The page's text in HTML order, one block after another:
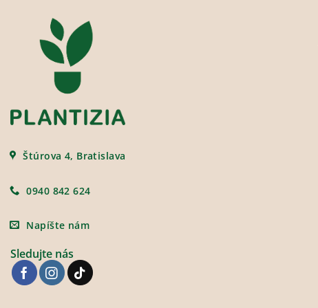
Štúrova 4, Bratislava
0940 842 624
Napíšte nám
Sledujte nás